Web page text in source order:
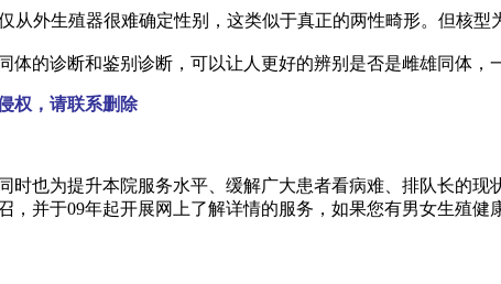
外生殖器很难确定性别，这类似于真正的两性畸形。但核型
的诊断和鉴别诊断，可以让人更好的辨别是否是雌雄同体，
权，请联系删除
升本院服务水平、缓解广大患者看病难、排队长的现状
09年起开展网上了解详情的服务，如果您有男女生殖健康